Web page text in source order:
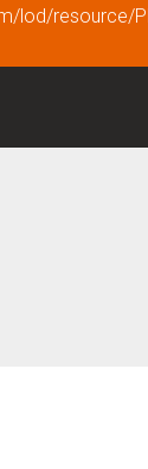
lod/resource/